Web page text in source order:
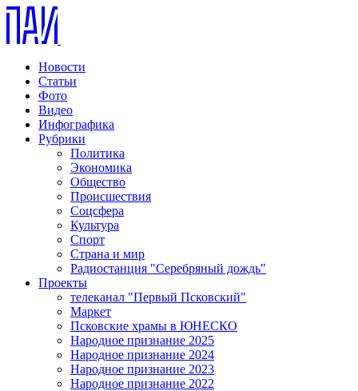
Новости
Статьи
Фото
Видео
Инфографика
Рубрики
Политика
Экономика
Общество
Происшествия
Соцсфера
Культура
Спорт
Страна и мир
Радиостанция "Серебряный дождь"
Проекты
телеканал "Первый Псковский"
Маркет
Псковские храмы в ЮНЕСКО
Народное признание 2025
Народное признание 2024
Народное признание 2023
Народное признание 2022